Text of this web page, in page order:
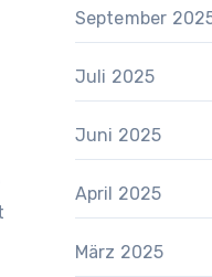
September
Juli 2025
Juni 2025
April 2025
März 2025